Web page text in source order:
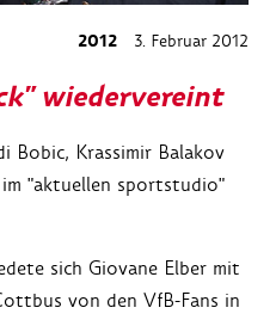
2012 3. Februar 2012
wiedervereint
Bobic, Krassimir Balakov
"aktuellen sportstudio"
sich Giovane Elber mit
von den VfB-Fans in